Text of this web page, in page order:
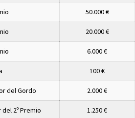
50.000 €
20.000 €
6.000 €
100 €
del Gordo 2.000 €
2º Premio 1.250 €